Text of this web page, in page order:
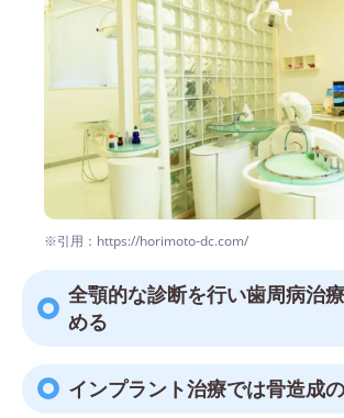
※引用：https://horimoto-dc.com/
全顎的な診断を行い歯周病治
める
インプラント治療では骨造成